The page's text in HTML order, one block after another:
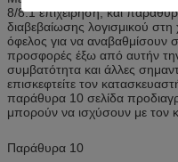
8/8.1 επιχείρηση, και
διαβεβαίωσης λογισμικού
όφελος για να αναβαθμίσουν
προσφορές έξω από αυτήν
συμβατότητα και άλλες
επισκεφτείτε τον
παράθυρα 10 σελίδα
μπορούν να ισχύσουν με τον
Παράθυρα 10